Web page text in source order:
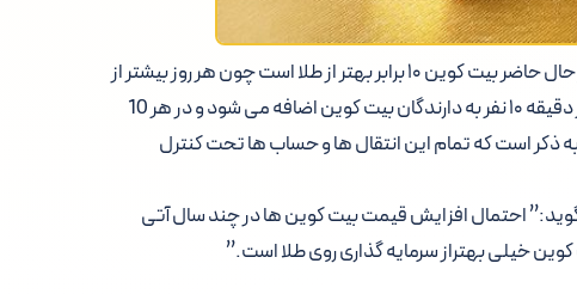
این کارشناس امور اقتصادی در ادامه ادعا می کند که در حال حاضر بیت کوین ۱۰ برابر بهتر از طلا است چون هر روز بیشتر از
دیروز مورد استفاده قرار می گیرد. طبق این گزارش در هر دقیقه ۱۰ نفر به دارندگان بیت کوین اضافه می شود و در هر 10
البته لازم به ذکر است که تمام این انتقال ها و حساب ها تحت کنترل
احتمال افزایش قیمت بیت کوین ها در چند سال آتی
خیلی بهتراز سرمایه گذاری روی طلا است.”